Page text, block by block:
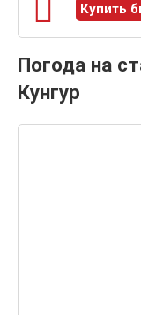
Купить
Погода на
Кунгур